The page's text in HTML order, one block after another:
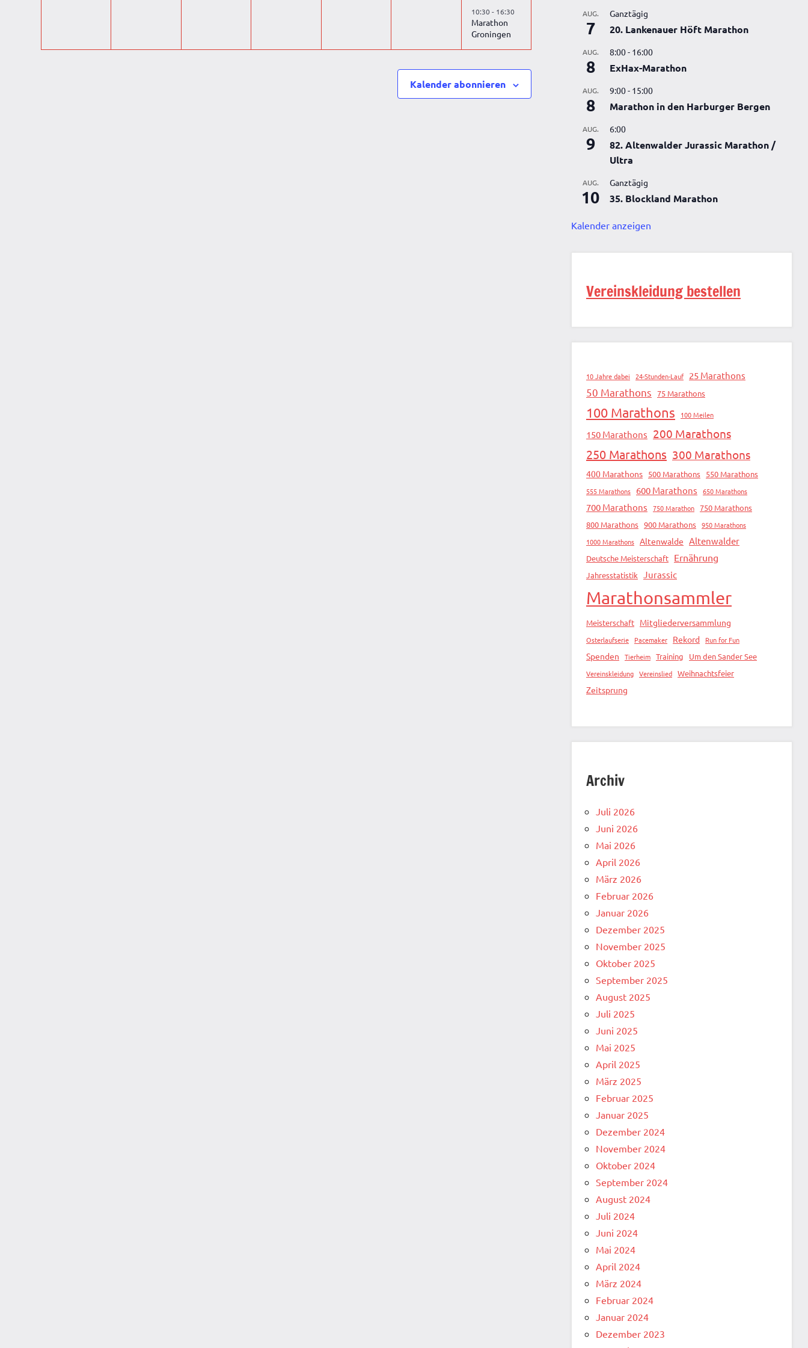
10:30 - 16:30
Marathon
Groningen
Kalender abonnieren
AUG.
7
Ganztägig
20. Lankenauer Höft Marathon
AUG.
8
8:00- 16:00
ExHax-Marathon
AUG.
8
9:00- 15:00
Marathon in den Harburger Bergen
AUG.
9
6:00
82. Altenwalder Jurassic Marathon /
Ultra
AUG.
10
Ganztägig
35. Blockland Marathon
Kalender anzeigen
Vereinskleidung bestellen
10 Jahre dabei 24-Stunden-Lauf 25 Marathons
50 Marathons 75 Marathons
100 Marathons 100 Meilen
150 Marathons 200 Marathons
250 Marathons 300 Marathons
400 Marathons 500 Marathons 550 Marathons
555 Marathons 600 Marathons 650 Marathons
700 Marathons 750 Marathon 750 Marathons
800 Marathons 900 Marathons 950 Marathons
1000 Marathons Altenwalde Altenwalder
Deutsche Meisterschaft Ernährung
Jahresstatistik Jurassic
Marathonsammler
Meisterschaft Mitgliederversammlung
Osterlaufserie Pacemaker Rekord Run for Fun
Spenden Tierheim Training Um den Sander See
Vereinskleidung Vereinslied Weihnachtsfeier
Zeitsprung
Archiv
Juli 2026
Juni 2026
Mai 2026
April 2026
März 2026
Februar 2026
Januar 2026
Dezember 2025
November 2025
Oktober 2025
September 2025
August 2025
Juli 2025
Juni 2025
Mai 2025
April 2025
März 2025
Februar 2025
Januar 2025
Dezember 2024
November 2024
Oktober 2024
September 2024
August 2024
Juli 2024
Juni 2024
Mai 2024
April 2024
März 2024
Februar 2024
Januar 2024
Dezember 2023